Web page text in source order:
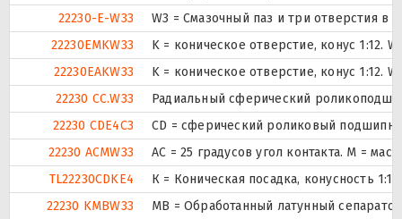
22230-E-W33
W3 = Смазочный паз и три отверстия
22230EMKW33
K = коническое отверстие, конус 1:12.
22230EAKW33
K = коническое отверстие, конус 1:12.
22230 CC.W33
Радиальный сферический
22230 CDE4C3
CD = сферический роликовый
22230 ACMW33
AC = 25 градусов угол контакта. M =
TL22230CDKE4
К = Коническая посадка, конусность 1:12.
22230 KMBW33
MB = Обработанный латунный